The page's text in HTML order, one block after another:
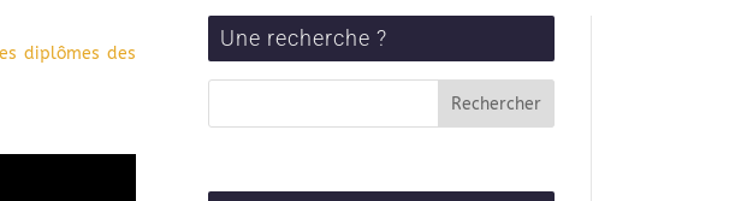
diplômes des
Une recherche ?